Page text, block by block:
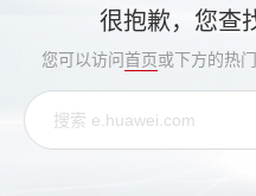
很抱歉，您查
您可以访问首页或下方的热